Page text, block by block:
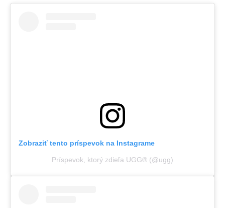
Zobraziť tento príspevok na Instagrame
Príspevok, ktorý zdieľa UGG® (@ugg)